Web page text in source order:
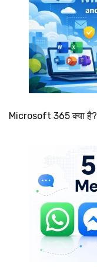
Microsoft 365 क्या है?